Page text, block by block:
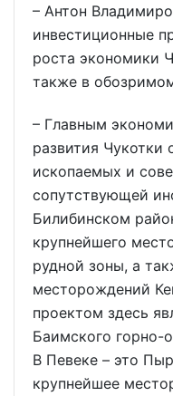
– Антон
инвестиционные
роста экономики
также в
– Главным
развития Чукотки
ископаемых и
сопутствующей
Билибинском
крупнейшего
рудной зоны, а
месторождений
проектом здесь
Баимского горно-
В Певеке – это
крупнейшее